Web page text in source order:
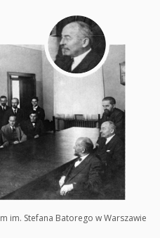
im. Stefana Batorego w Warszawie